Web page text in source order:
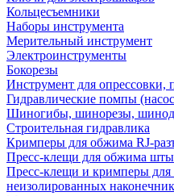
Кольцесъемники
Наборы инструмента
Мерительный инструмент
Электроинструменты
Бокорезы
Инструмент для опрессовки,
Гидравлические помпы
Шиногибы, шинорезы,
Строительная гидравлика
Кримперы для обжима RJ-
Пресс-клещи для обжима
Пресс-клещи и кримперы
неизолированных